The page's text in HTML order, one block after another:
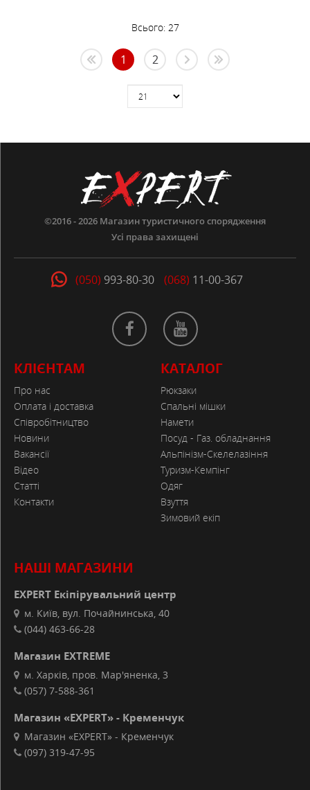
Всього: 27
1 2
©2016 - 2026 Магазин туристичного спорядження
Усі права захищені
(050) 993-80-30 (068) 11-00-367
КЛІЄНТАМ
Про нас
Оплата і доставка
Співробітництво
Новини
Вакансії
Відео
Статті
Контакти
КАТАЛОГ
Рюкзаки
Спальні мішки
Намети
Посуд - Газ. обладнання
Альпінізм-Скелелазіння
Туризм-Кемпінг
Одяг
Взуття
Зимовий екіп
НАШІ МАГАЗИНИ
EXPERT Екіпірувальний центр
м. Київ, вул. Почайнинська, 40
(044) 463-66-28
Магазин EXTREME
м. Харків, пров. Мар'яненка, 3
(057) 7-588-361
Магазин «EXPERT» - Кременчук
Магазин «EXPERT» - Кременчук
(097) 319-47-95